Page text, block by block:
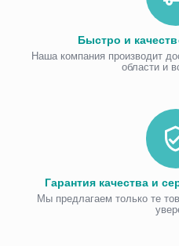
Быстро и
Наша компания производит
области и
Гарантия качества и
Мы предлагаем только те